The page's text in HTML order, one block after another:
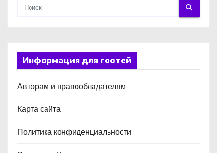
Информация для гостей
Авторам и правообладателям
Карта сайта
Политика конфиденциальности